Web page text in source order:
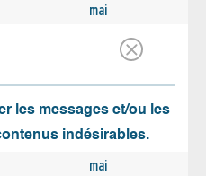
mai
les messages et/ou les
indésirables.
mai